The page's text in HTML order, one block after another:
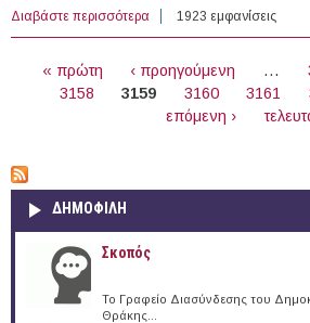
Διαβάστε περισσότερα για 2018 ECB Graduate
1923 εμφανίσεις
« πρώτη ‹ προηγούμενη …
3158
3159 3160 3161
επόμενη ›
ΔΗΜΟΦΙΛΗ
Σκοπός
Το Γραφείο Διασύνδεσης του
Θράκης...